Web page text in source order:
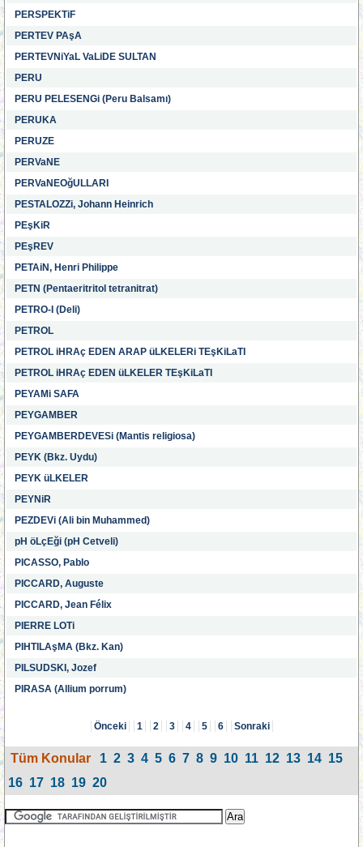
PERSPEKTiF
PERTEV PAşA
PERTEVNiYaL VaLiDE SULTAN
PERU
PERU PELESENGi (Peru Balsamı)
PERUKA
PERUZE
PERVaNE
PERVaNEOğULLARI
PESTALOZZi, Johann Heinrich
PEşKiR
PEşREV
PETAiN, Henri Philippe
PETN (Pentaeritritol tetranitrat)
PETRO-I (Deli)
PETROL
PETROL iHRAç EDEN ARAP üLKELERi TEşKiLaTI
PETROL iHRAç EDEN üLKELER TEşKiLaTI
PEYAMi SAFA
PEYGAMBER
PEYGAMBERDEVESi (Mantis religiosa)
PEYK (Bkz. Uydu)
PEYK üLKELER
PEYNiR
PEZDEVi (Ali bin Muhammed)
pH öLçEği (pH Cetveli)
PICASSO, Pablo
PICCARD, Auguste
PICCARD, Jean Félix
PIERRE LOTi
PIHTILAşMA (Bkz. Kan)
PILSUDSKI, Jozef
PIRASA (Allium porrum)
Önceki 1 2 3 4 5 6 Sonraki
Tüm Konular 1 2 3 4 5 6 7 8 9 10 11 12 13 14 15
16 17 18 19 20